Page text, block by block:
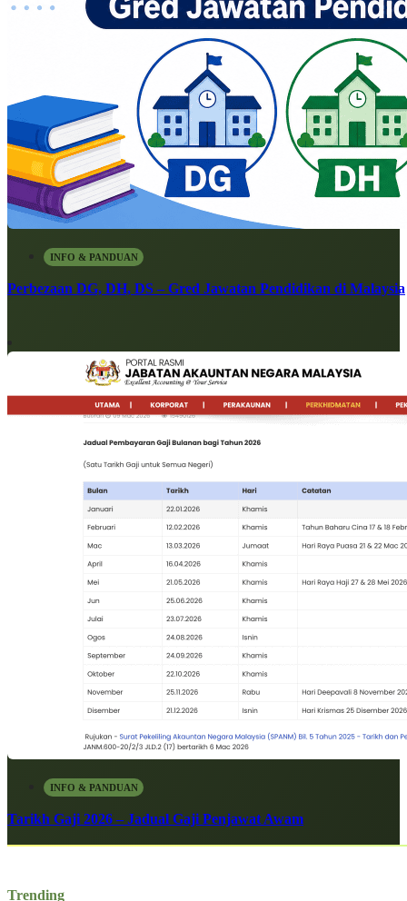
INFO & PANDUAN
Perbezaan DG, DH, DS – Gred Jawatan Pendidikan di Malaysia
INFO & PANDUAN
Tarikh Gaji 2026 – Jadual Gaji Penjawat Awam
Trending